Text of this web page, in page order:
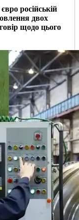
російській
двох
щодо цього